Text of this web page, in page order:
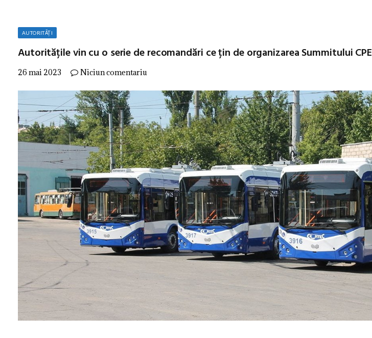
AUTORITĂȚI
Autoritățile vin cu o serie de recomandări ce țin de organizarea Summitului CPE
26 mai 2023 Niciun comentariu